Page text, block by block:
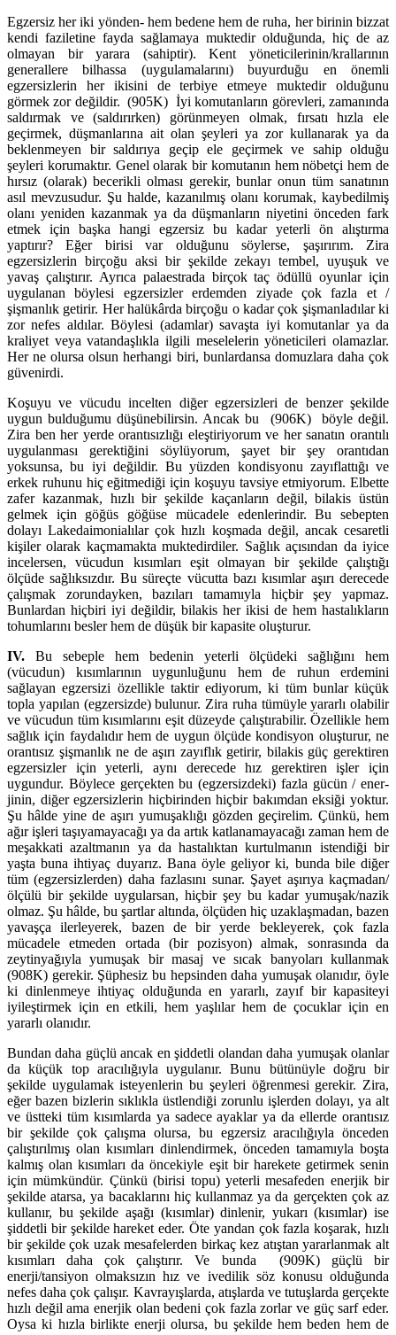
Egzersiz her iki yönden- hem bedene hem de ruha, her birinin bizzat
kendi faziletine fayda sağla­maya muktedir olduğunda, hiç de az
olmayan bir yarara (sahiptir). Kent yöneticilerinin/krallarının
generallere bilhassa (uygulamalarını) buyurduğu en önemli
egzersizlerin her ikisini de terbiye et­meye muktedir olduğunu
görmek zor değildir. (905K) İyi komutanların görevleri, zamanında
sal­dır­mak ve (saldırırken) görünmeyen olmak, fırsatı hızla ele
geçirmek, düşmanlarına ait olan şeyleri ya zor kullanarak ya da
beklenmeyen bir saldırıya geçip ele geçirmek ve sahip olduğu
şeyleri ko­rumaktır. Genel olarak bir ko­mutanın hem nöbetçi hem de
hırsız (olarak) becerikli olması gerekir, bunlar onun tüm sanatının
asıl mevzusudur. Şu halde, kazanılmış olanı korumak, kaybedilmiş
olanı yeniden kazanmak ya da düşman­ların niyetini önceden fark
etmek için başka hangi egzersiz bu kadar yeterli ön alıştırma
yaptırır? Eğer birisi var olduğunu söylerse, şaşırırım. Zira
egzersizlerin birçoğu aksi bir şekilde zekayı tembel, uyuşuk ve
yavaş çalıştırır. Ayrıca palaestrada birçok taç ödüllü oyunlar için
uygulanan böylesi egzersizler er­demden ziyade çok fazla et /
şişmanlık getirir. Her halükârda birçoğu o kadar çok şişmanladılar ki
zor nefes aldılar. Böylesi (adamlar) savaşta iyi komutanlar ya da
kraliyet veya vatandaşlıkla ilgili meselelerin yöneticileri olamazlar.
Her ne olursa olsun herhangi biri, bunlardansa domuzlara daha çok
güvenirdi.
Koşuyu ve vücudu incelten diğer egzersizleri de benzer şekilde
uygun bulduğumu düşünebilirsin. An­cak bu (906K) böyle değil.
Zira ben her yerde orantısızlığı eleştiriyorum ve her sanatın orantılı
uygu­lan­ması gerektiğini söylüyorum, şayet bir şey orantıdan
yoksunsa, bu iyi değildir. Bu yüzden kondisyonu zayıflattığı ve
erkek ruhunu hiç eğitmediği için koşuyu tavsiye etmiyorum. Elbette
za­fer kazanmak, hızlı bir şekilde kaçanların değil, bilakis üstün
gelmek için göğüs göğüse mücadele edenlerindir. Bu sebep­ten
dolayı Lakedaimonialılar çok hızlı koşmada değil, ancak cesaretli
kişiler olarak kaçmamakta mukte­dirdiler. Sağlık açısından da iyice
incelersen, vücudun kısımları eşit ol­mayan bir şekilde çalıştığı
ölçüde sağlıksızdır. Bu süreçte vücutta bazı kısımlar aşırı derecede
ça­lış­mak zorundayken, bazıları tamamıyla hiçbir şey yapmaz.
Bunlardan hiçbiri iyi değildir, bilakis her ikisi de hem hastalıkların
tohumlarını besler hem de düşük bir kapasite oluşturur.
IV. Bu sebeple hem bedenin yeterli ölçüdeki sağlığını hem
(vücudun) kısımlarının uygunluğunu hem de ruhun erdemini
sağlayan egzersizi özellikle taktir ediyorum, ki tüm bunlar küçük
topla yapılan (eg­zer­sizde) bulunur. Zira ruha tümüyle yararlı olabilir
ve vücudun tüm kısımlarını eşit dü­zeyde çalıştı­rabilir. Özellikle hem
sağlık için faydalıdır hem de uygun ölçüde kondisyon oluşturur, ne
orantısız şişmanlık ne de aşırı zayıflık getirir, bilakis güç gerektiren
egzersizler için yeterli, aynı de­recede hız gerektiren işler için
uygundur. Böylece gerçekten bu (egzersizdeki) fazla gücün / ener­
jinin, diğer eg­zersizlerin hiçbirinden hiçbir bakımdan eksiği yoktur.
Şu hâlde yine de aşırı yumu­şaklığı gözden ge­çirelim. Çünkü, hem
ağır işleri taşıyamayacağı ya da artık katlanamayacağı zaman hem de
meşakkati azaltmanın ya da hastalıktan kurtulmanın istendiği bir
yaşta buna ihtiyaç duya­rız. Bana öyle geliyor ki, bunda bile diğer
tüm (egzersizlerden) daha fazlasını sunar. Şayet aşırıya kaçmadan/
ölçülü bir şe­kilde uygularsan, hiçbir şey bu kadar yumuşak/nazik
olmaz. Şu hâlde, bu şartlar altında, ölçüden hiç uzaklaşmadan, bazen
yavaşça ilerleyerek, bazen de bir yerde bekleye­rek, çok fazla
mücadele etme­den ortada (bir pozisyon) almak, sonrasında da
zeytinyağıyla yumu­şak bir masaj ve sıcak banyoları kullanmak
(908K) gerekir. Şüphesiz bu hepsinden daha yumu­şak olanıdır, öyle
ki dinlenmeye ihtiyaç olduğunda en ya­rarlı, zayıf bir kapasiteyi
iyileştirmek için en etkili, hem yaşlılar hem de çocuklar için en
yararlı olanıdır.
Bundan daha güçlü ancak en şiddetli olandan daha yumuşak olanlar
da küçük top aracılığıyla uy­gu­la­nır. Bunu bütünüyle doğru bir
şekilde uygulamak isteyenlerin bu şeyleri öğrenmesi gerekir. Zira,
eğer bazen bizlerin sıklıkla üstlendiği zorunlu işlerden dolayı, ya alt
ve üstteki tüm kısımlarda ya sa­dece ayaklar ya da ellerde orantısız
bir şekilde çok çalışma olursa, bu egzersiz aracılığıyla önceden
çalıştırıl­mış olan kısımları dinlendirmek, önceden tamamıyla boşta
kalmış olan kısımları da öncekiyle eşit bir harekete getirmek senin
için mümkündür. Çünkü (birisi topu) yeterli mesafe­den enerjik bir
şekilde atarsa, ya bacaklarını hiç kullanmaz ya da gerçekten çok az
kullanır, bu şekilde aşağı (kısımlar) dinlenir, yukarı (kısımlar) ise
şiddetli bir şekilde hareket eder. Öte yandan çok fazla koşarak, hızlı
bir şekilde çok uzak mesafelerden birkaç kez atıştan yararlanmak alt
kısım­ları daha çok çalıştırır. Ve bunda (909K) güçlü bir
enerji/tansiyon olmaksızın hız ve ivedilik söz konusu olduğunda
nefes daha çok çalışır. Kav­rayışlarda, atışlarda ve tutuşlarda gerçekte
hızlı değil ama enerjik olan bedeni çok fazla zorlar ve güç sarf eder.
Oysa ki hızla birlikte enerji olursa, bu şekilde hem beden hem de